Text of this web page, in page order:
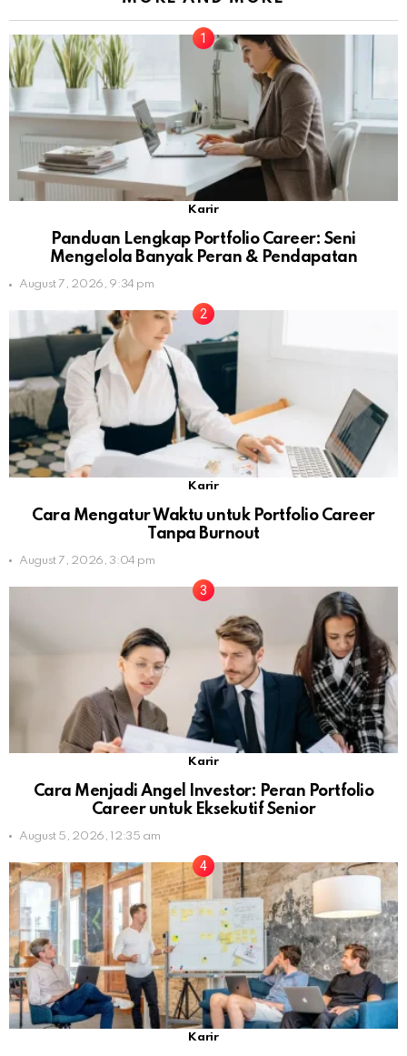
Karir
Panduan Lengkap Portfolio Career: Seni
Mengelola Banyak Peran & Pendapatan
August 7, 2026, 9:34 pm
Karir
Cara Mengatur Waktu untuk Portfolio Career
Tanpa Burnout
August 7, 2026, 3:04 pm
Karir
Cara Menjadi Angel Investor: Peran Portfolio
Career untuk Eksekutif Senior
August 5, 2026, 12:35 am
Karir